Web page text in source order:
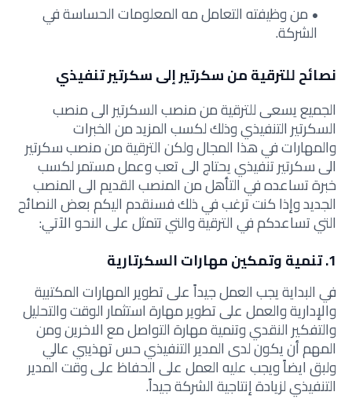
من وظيفته التعامل مه المعلومات الحساسة في
الشركة.
نصائح للترقية من سكرتير إلى سكرتير تنفيذي
الجميع يسعى للترقية من منصب السكرتير الى منصب
السكرتير التنفيذي وذلك لكسب المزيد من الخبرات
والمهارات في هذا المجال ولكن الترقية من منصب سكرتير
الى سكرتير تنفيذي يحتاج الى تعب وعمل مستمر لكسب
خبرة تساعده في التأهل من المنصب القديم الى المنصب
الجديد وإذا كنت ترغب في ذلك فسنقدم اليكم بعض النصائح
التي تساعدكم في الترقية والتي تتمثل على النحو الاَتي:
1. تنمية وتمكين مهارات السكرتارية
في البداية يجب العمل جيداً على تطوير المهارات المكتبية
والإدارية والعمل على تطوير مهارة استثمار الوقت والتحليل
والتفكير النقدي وتنمية مهارة التواصل مع الاخرين ومن
المهم أن يكون لدى المدير التنفيذي حس تهذيبي عالي
ولبق ايضاً ويجب عليه العمل على الحفاظ على وقت المدير
التنفيذي لزيادة إنتاجية الشركة جيداً.